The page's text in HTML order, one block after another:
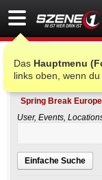
Das Hauptmenu
links oben, wenn
Einfache
Spring Break Europe
User, Events,
Einfache Suche